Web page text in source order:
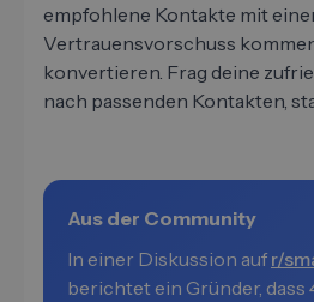
empfohlene Kontakte mit
Vertrauensvorschuss
konvertieren. Frag deine
nach passenden Kontakten,
Aus der Community
In einer Diskussion auf r/
berichtet ein Gründer, dass